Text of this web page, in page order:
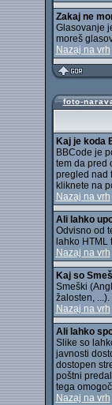
Zakaj ne
Glasovanje
moreš
Nazaj na vrh
foto-
Kaj je koda
BBCode je
tem da pred
pregled nad
kliknete na
Nazaj na vrh
Ali lahko
Odvisno od
lahko
Nazaj na vrh
Kaj so
Smeški
žalosten,
Nazaj na vrh
Ali lahko
Slike so
javnosti
dostopen
poštni
tega
Nazaj na vrh